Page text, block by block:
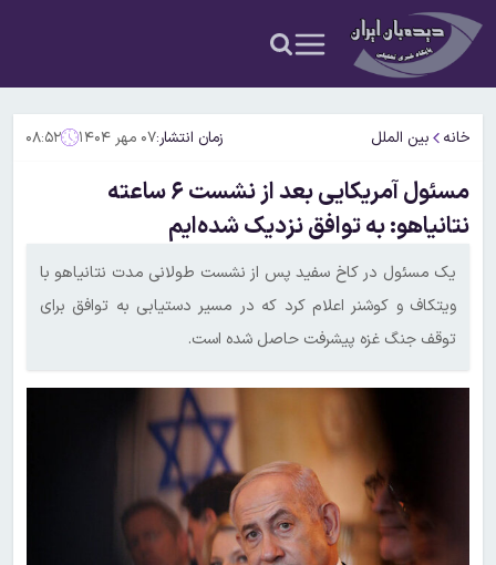
خانه بین الملل زمان انتشار:۰۷ مهر ۱۴۰۴ ۰۸:۵۲
مسئول آمریکایی بعد از نشست ۶ ساعته
نتانیاهو: به توافق نزدیک شده‌ایم
یک مسئول در کاخ سفید پس از نشست طولانی مدت نتانیاهو با
ویتکاف و کوشنر اعلام کرد که در مسیر دستیابی به توافق برای
توقف جنگ غزه پیشرفت حاصل شده است.